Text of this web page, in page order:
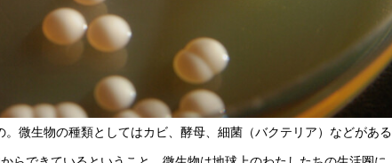
微生物の種類としてはカビ、酵母、細菌（バクテリア）などがある